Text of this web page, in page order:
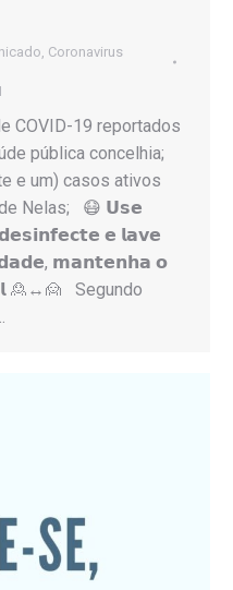
Coronavirus
COVID-19 reportados
pública concelhia;
e um) casos ativos
de Nelas; 😷 𝗨𝘀𝗲
𝗲 𝗹𝗮𝘃𝗲
𝗺𝗮𝗻𝘁𝗲𝗻𝗵𝗮 𝗼
🙎↔️🙍 Segundo